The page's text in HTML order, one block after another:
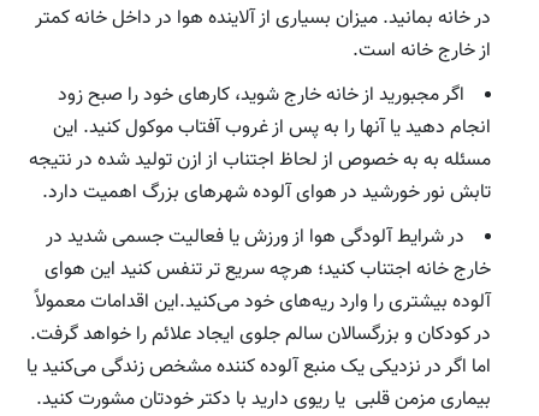
در خانه بمانید. میزان بسیاری از آلاینده هوا در داخل خانه کمتر
از خارج خانه است.
اگر مجبورید از خانه خارج شوید، کارهای خود را صبح زود
انجام دهید یا آنها را به پس از غروب آفتاب موکول کنید. این
مسئله به به خصوص از لحاظ اجتناب از ازن تولید شده در نتیجه
تابش نور خورشید در هوای آلوده شهرهای بزرگ اهمیت دارد.
در شرایط آلودگی هوا از ورزش یا فعالیت جسمی شدید در
خارج خانه اجتناب کنید؛ هرچه سریع تر تنفس کنید این هوای
آلوده بیشتری را وارد ریه‌های خود می‌کنید.این اقدامات معمولاً
در کودکان و بزرگسالان سالم جلوی ایجاد علائم را خواهد گرفت.
اما اگر در نزدیکی یک منبع آلوده کننده مشخص زندگی می‌کنید یا
بیماری مزمن قلبی یا ریوی دارید با دکتر خودتان مشورت کنید.